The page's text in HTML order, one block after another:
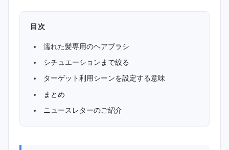
目次
濡れた髪専用のヘアブラシ
シチュエーションまで絞る
ターゲット利用シーンを設定する意味
まとめ
ニュースレターのご紹介